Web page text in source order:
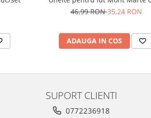
46,99 RON35,24 RON
ADAUGA IN COS
SUPORT CLIENTI
0772236918